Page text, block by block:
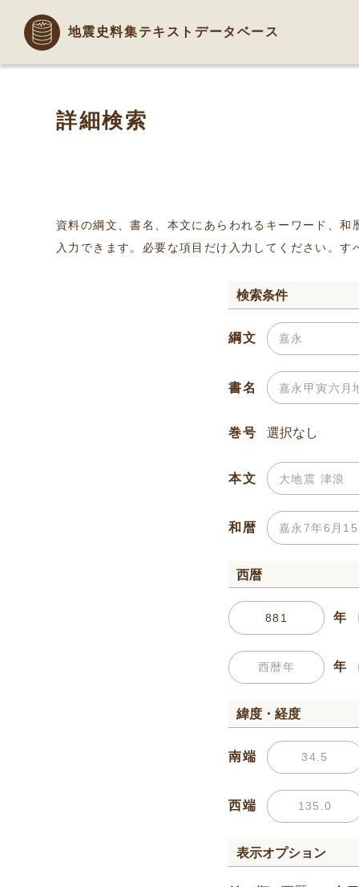
地震史料集テキストデータベース
詳細検索
資料の綱文、書名、本文にあらわれるキーワード、
入力できます。必要な項目だけ入力してください。
検索条件
綱文
書名
巻号
本文
和暦
西暦
年
年
緯度・経度
南端
西端
表示オプション